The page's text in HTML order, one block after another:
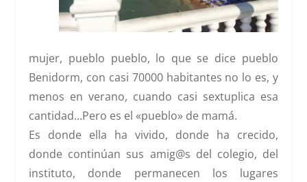
mujer, pueblo pueblo, lo que se dice pueblo
Benidorm, con casi 70000 habitantes no lo es, y
menos en verano, cuando casi sextuplica esa
cantidad…Pero es el «pueblo» de mamá.
Es donde ella ha vivido, donde ha crecido,
donde continúan sus amig@s del colegio, del
instituto, donde permanecen los lugares